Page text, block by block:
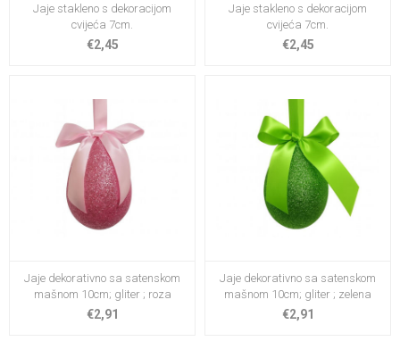
Jaje stakleno s dekoracijom
cvijeća 7cm.
€2,45
Jaje stakleno s dekoracijom
cvijeća 7cm.
€2,45
Jaje dekorativno sa satenskom
mašnom 10cm; gliter ; roza
€2,91
Jaje dekorativno sa satenskom
mašnom 10cm; gliter ; zelena
€2,91